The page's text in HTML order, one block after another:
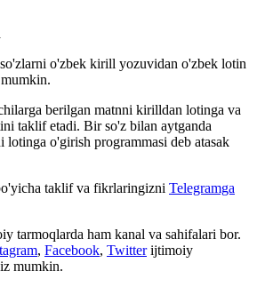
o'zbek kirill yozuvidan o'zbek lotin
berilgan matnni kirilldan lotinga va
taklif etadi. Bir so'z bilan aytganda
o'girish programmasi deb atasak
taklif va fikrlaringizni Telegramga
tarmoqlarda ham kanal va sahifalari bor.
, Facebook, Twitter ijtimoiy
mumkin.